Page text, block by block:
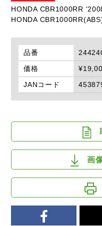
HONDA CBR1000RR
HONDA
品番
価格
JANコード
画